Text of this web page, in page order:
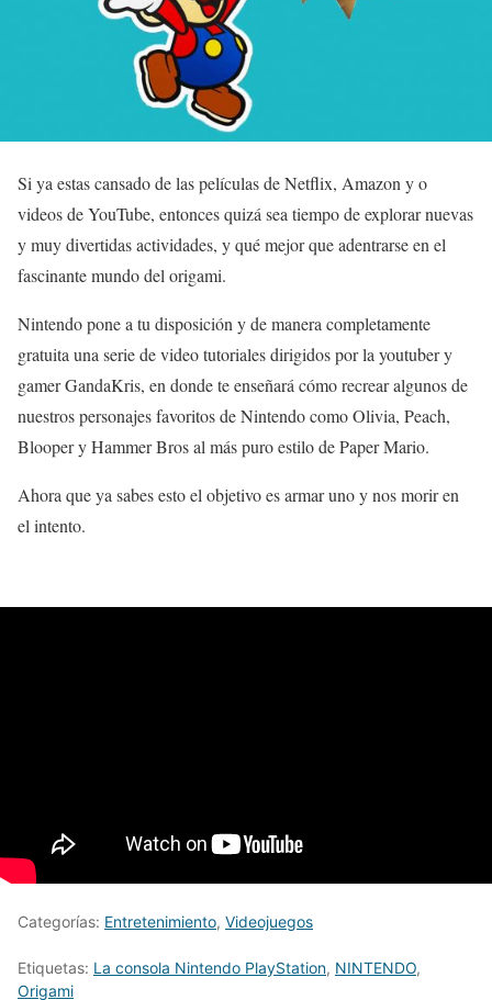
Si ya estas cansado de las películas de Netflix, Amazon y o
videos de YouTube, entonces quizá sea tiempo de explorar nuevas
y muy divertidas actividades, y qué mejor que adentrarse en el
fascinante mundo del origami.
Nintendo pone a tu disposición y de manera completamente
gratuita una serie de video tutoriales dirigidos por la youtuber y
gamer GandaKris, en donde te enseñará cómo recrear algunos de
nuestros personajes favoritos de Nintendo como Olivia, Peach,
Blooper y Hammer Bros al más puro estilo de Paper Mario.
Ahora que ya sabes esto el objetivo es armar uno y nos morir en
el intento.
Categorías: Entretenimiento, Videojuegos
Etiquetas: La consola Nintendo PlayStation, NINTENDO,
Origami